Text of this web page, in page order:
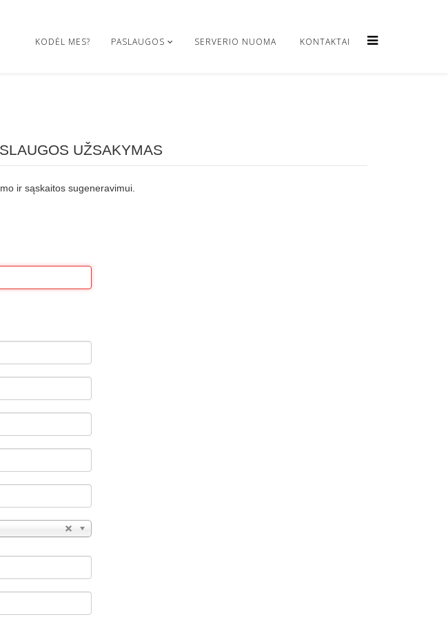
KODĖL MES? PASLAUGOS SERVERIO NUOMA KONTAKTAI
UŽSAKYMAS
ir sąskaitos sugeneravimui.